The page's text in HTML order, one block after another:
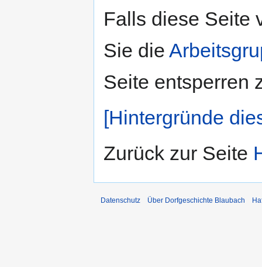
Falls diese Seite
Sie die
Seite entsperren
[Hintergründe
Zurück zur Seite
Datenschutz Über Dorfgeschichte Blaubach